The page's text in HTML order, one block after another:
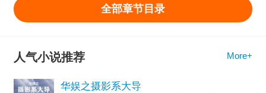
全部章节目录
人气小说推荐 More+
华娱之摄影系大导